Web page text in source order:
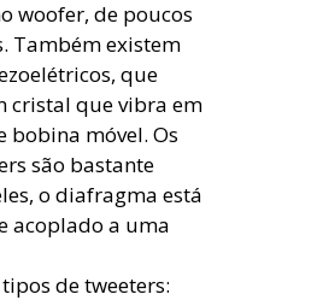
woofer, de poucos
Também existem
que
cristal que vibra em
bobina móvel. Os
são bastante
o diafragma está
acoplado a uma
de tweeters: